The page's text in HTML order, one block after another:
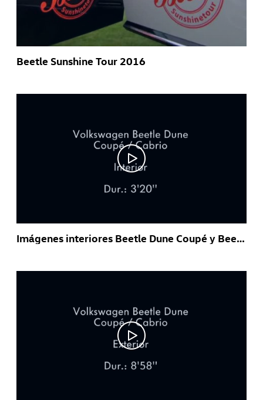
Beetle Sunshine Tour 2016
Imágenes interiores Beetle Dune Coupé y Beetle Dune Cabrio